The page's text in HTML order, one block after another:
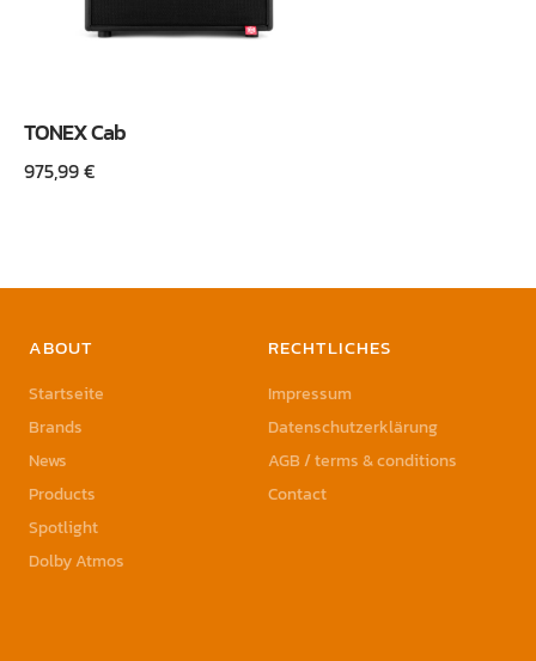
TONEX Cab
975,99€
ABOUT
Startseite
Brands
News
Products
Spotlight
Dolby Atmos
RECHTLICHES
Impressum
Datenschutzerklärung
AGB / terms & conditions
Contact